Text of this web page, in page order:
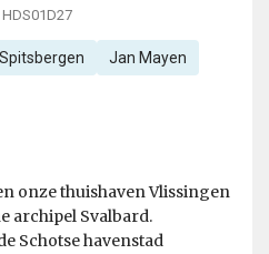
Spitsbergen Jan Mayen
onze thuishaven Vlissingen
archipel Svalbard.
Schotse havenstad